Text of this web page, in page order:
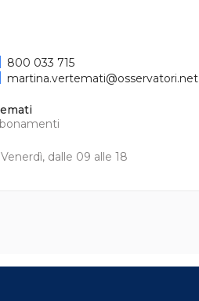
dalle 09 alle 18
800 033 715
martina.vertemati@osservatori.net